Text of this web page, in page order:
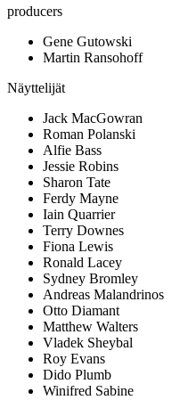
producers
Gene Gutowski
Martin Ransohoff
Näyttelijät
Jack MacGowran
Roman Polanski
Alfie Bass
Jessie Robins
Sharon Tate
Ferdy Mayne
Iain Quarrier
Terry Downes
Fiona Lewis
Ronald Lacey
Sydney Bromley
Andreas Malandrinos
Otto Diamant
Matthew Walters
Vladek Sheybal
Roy Evans
Dido Plumb
Winifred Sabine